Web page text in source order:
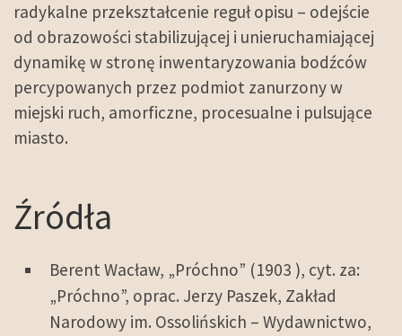
radykalne przekształcenie reguł opisu – odejście
od obrazowości stabilizującej i unieruchamiającej
dynamikę w stronę inwentaryzowania bodźców
percypowanych przez podmiot zanurzony w
miejski ruch, amorficzne, procesualne i pulsujące
miasto.
Źródła
Berent Wacław, „Próchno” (1903 ), cyt. za:
„Próchno”, oprac. Jerzy Paszek, Zakład
Narodowy im. Ossolińskich – Wydawnictwo,